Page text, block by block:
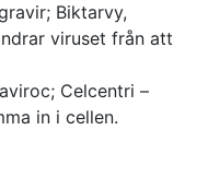
Biktarvy,
viruset från att
Celcentri –
in i cellen.